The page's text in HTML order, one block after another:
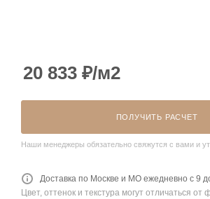
20 833 ₽/м2
ПОЛУЧИТЬ РАСЧЕТ
Наши менеджеры обязательно свяжутся с вами и
Доставка по Москве и МО ежедневно с 9
Цвет, оттенок и текстура могут отличаться от